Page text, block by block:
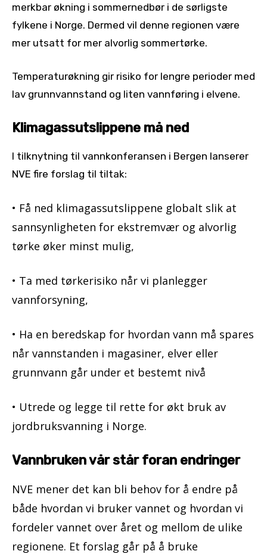
merkbar økning i sommernedbør i de sørligste
fylkene i Norge. Dermed vil denne regionen være
mer utsatt for mer alvorlig sommertørke.
Temperaturøkning gir risiko for lengre perioder med
lav grunnvannstand og liten vannføring i elvene.
Klimagassutslippene må ned
I tilknytning til vannkonferansen i Bergen lanserer
NVE fire forslag til tiltak:
• Få ned klimagassutslippene globalt slik at
sannsynligheten for ekstremvær og alvorlig
tørke øker minst mulig,
• Ta med tørkerisiko når vi planlegger
vannforsyning,
• Ha en beredskap for hvordan vann må spares
når vannstanden i magasiner, elver eller
grunnvann går under et bestemt nivå
• Utrede og legge til rette for økt bruk av
jordbruksvanning i Norge.
Vannbruken vår står foran endringer
NVE mener det kan bli behov for å endre på
både hvordan vi bruker vannet og hvordan vi
fordeler vannet over året og mellom de ulike
regionene. Et forslag går på å bruke